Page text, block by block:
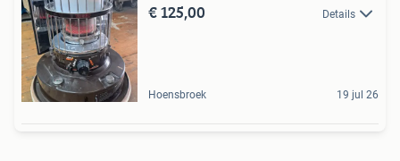
€ 125,00 Details
Hoensbroek 19 jul 26